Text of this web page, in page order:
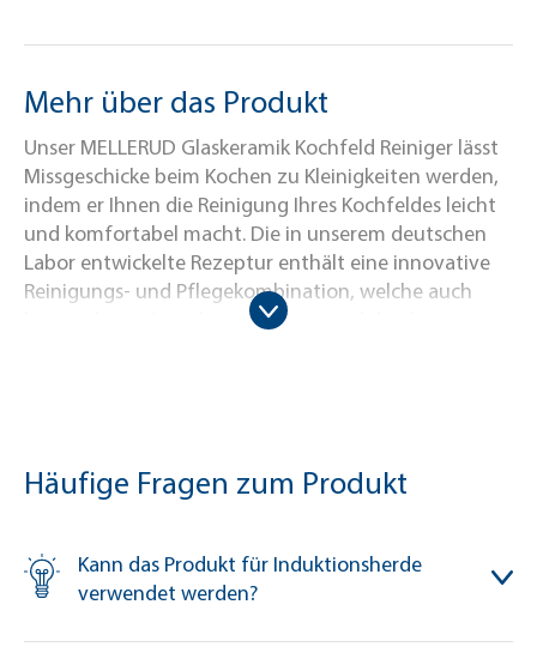
Mehr über das Produkt
Unser MELLERUD Glaskeramik Kochfeld Reiniger lässt
Missgeschicke beim Kochen zu Kleinigkeiten werden,
indem er Ihnen die Reinigung Ihres Kochfeldes leicht
und komfortabel macht. Die in unserem deutschen
Labor entwickelte Rezeptur enthält eine innovative
Reinigungs- und Pflegekombination, welche auch
hartnäckigste Verschmutzungen, und durch
Glaskeramik Kochfeld Reiniger bringt einen
in einem Arbeitsgang beim Reinigen Ihrer
Oberflächen mitaufgebracht wird. Dies verhindert
das zukünftige Festbrennen von Speisen auf der
Kochfläche und schützt vor Schädigungen durch das
Häufige Fragen zum Produkt
Kann das Produkt für Induktionsherde
verwendet werden?